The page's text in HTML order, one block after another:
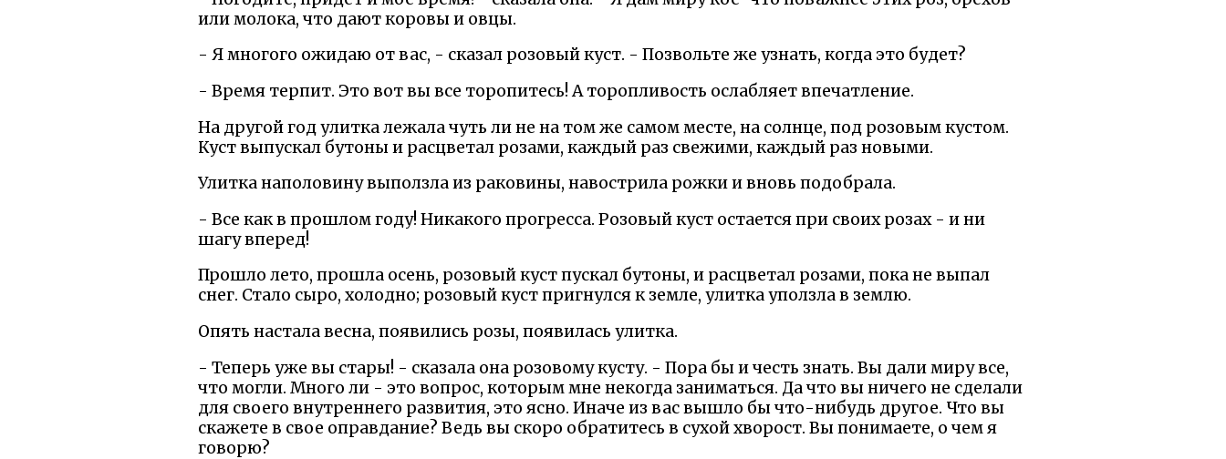
или молока, что дают коровы и овцы.
- Я многого ожидаю от вас, - сказал розовый куст. - Позвольте же узнать, когда это будет?
- Время терпит. Это вот вы все торопитесь! А торопливость ослабляет впечатление.
На другой год улитка лежала чуть ли не на том же самом месте, на солнце, под розовым кустом.
Куст выпускал бутоны и расцветал розами, каждый раз свежими, каждый раз новыми.
Улитка наполовину выползла из раковины, навострила рожки и вновь подобрала.
- Все как в прошлом году! Никакого прогресса. Розовый куст остается при своих розах - и ни
шагу вперед!
Прошло лето, прошла осень, розовый куст пускал бутоны, и расцветал розами, пока не выпал
снег. Стало сыро, холодно; розовый куст пригнулся к земле, улитка уползла в землю.
Опять настала весна, появились розы, появилась улитка.
- Теперь уже вы стары! - сказала она розовому кусту. - Пора бы и честь знать. Вы дали миру все,
что могли. Много ли - это вопрос, которым мне некогда заниматься. Да что вы ничего не сделали
для своего внутреннего развития, это ясно. Иначе из вас вышло бы что-нибудь другое. Что вы
скажете в свое оправдание? Ведь вы скоро обратитесь в сухой хворост. Вы понимаете, о чем я
говорю?